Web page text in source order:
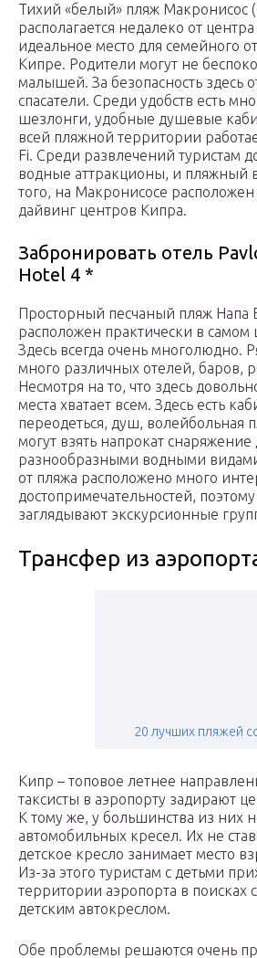
Тихий «белый» пляж Макронисос
располагается недалеко от
идеальное место для семейного
Кипре. Родители могут не
малышей. За безопасность здесь
спасатели. Среди удобств есть
шезлонги, удобные душевые
всей пляжной территории
Fi. Среди развлечений туристам
водные аттракционы, и пляжный
того, на Макронисосе
дайвинг центров Кипра.
Забронировать отель
Hotel 4 *
Просторный песчаный пляж Напа
расположен практически в
Здесь всегда очень многолюдно.
много различных отелей, баров,
Несмотря на то, что здесь
места хватает всем. Здесь есть
переодеться, душ, волейбольная
могут взять напрокат снаряжение
разнообразными водными
от пляжа расположено много
достопримечательностей,
заглядывают экскурсионные
Трансфер из
20 лучших пляжей
Кипр – топовое летнее
таксисты в аэропорту задирают
К тому же, у большинства из них
автомобильных кресел. Их не
детское кресло занимает место
Из-за этого туристам с детьми
территории аэропорта в поисках
детским автокреслом.
Обе проблемы решаются очень